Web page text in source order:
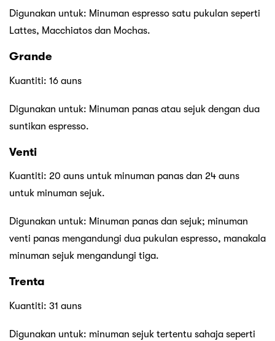
Digunakan untuk: Minuman espresso satu pukulan seperti
Lattes, Macchiatos dan Mochas.
Grande
Kuantiti: 16 auns
Digunakan untuk: Minuman panas atau sejuk dengan dua
suntikan espresso.
Venti
Kuantiti: 20 auns untuk minuman panas dan 24 auns
untuk minuman sejuk.
Digunakan untuk: Minuman panas dan sejuk; minuman
venti panas mengandungi dua pukulan espresso, manakala
minuman sejuk mengandungi tiga.
Trenta
Kuantiti: 31 auns
Digunakan untuk: minuman sejuk tertentu sahaja seperti